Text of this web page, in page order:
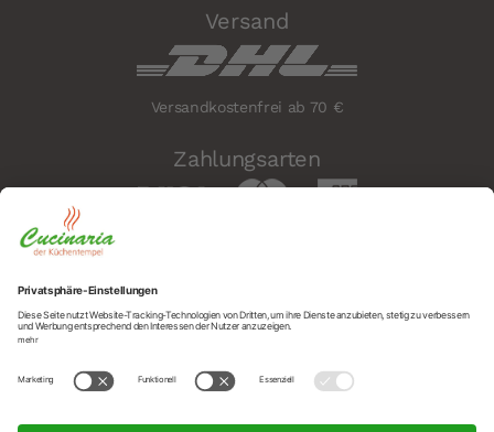
Versand
Versandkostenfrei ab 70 €
Zahlungsarten
Sicherheit